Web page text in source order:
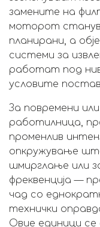
замените на
моторот
планирани, а
системи за
работат под
условите
За повремени
работилница,
променлив
опкружување
шмирглање или
фреквенција —
чад со
технички
Овие единици се